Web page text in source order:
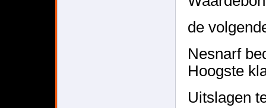
de
Nesnarf
Hoogste
Uitslagen